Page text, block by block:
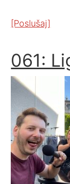
[Poslušaj]
061: